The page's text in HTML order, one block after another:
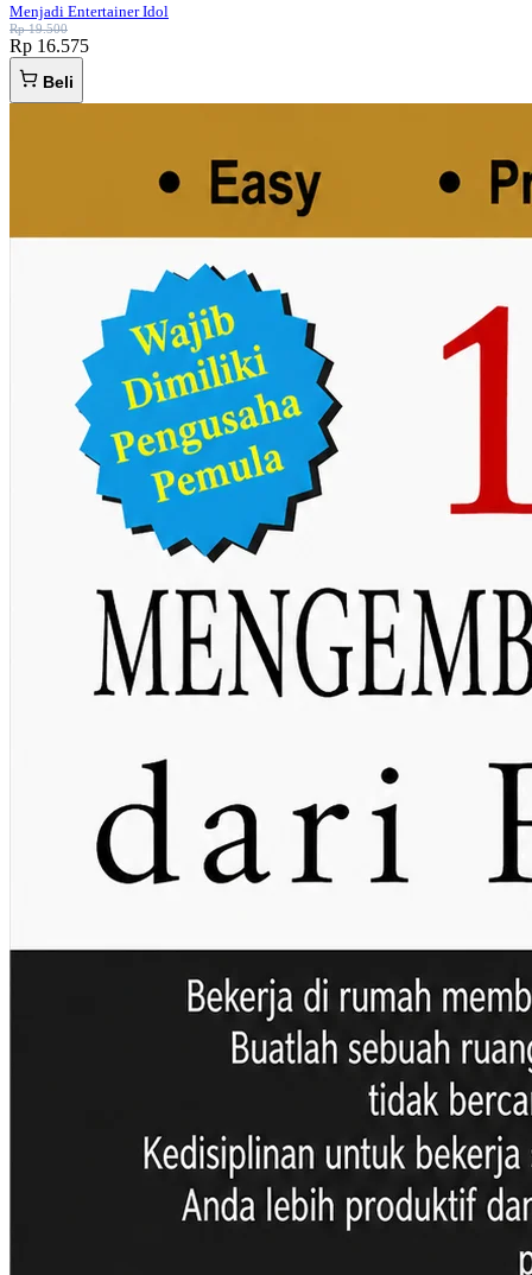
Menjadi Entertainer Idol
Rp 19.500
Rp 16.575
Beli